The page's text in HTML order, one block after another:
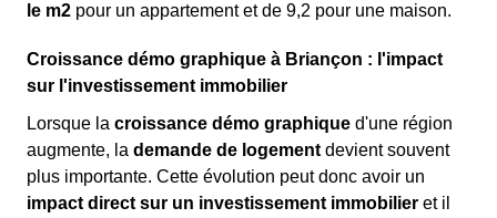
le m2 pour un appartement et de 9,2 pour une maison.
Croissance démo graphique à Briançon : l'impact
sur l'investissement immobilier
Lorsque la croissance démo graphique d'une région
augmente, la demande de logement devient souvent
plus importante. Cette évolution peut donc avoir un
impact direct sur un investissement immobilier et il